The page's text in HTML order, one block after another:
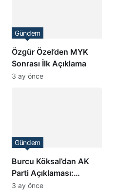
Özgür Özel’den MYK
Sonrası İlk Açıklama
Gündem
3 ay önce
Burcu Köksal’dan AK
Parti Açıklaması:
CHP’de Siyaset Yapma
Gündem
3 ay önce